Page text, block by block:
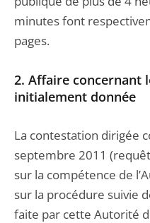
minutes font
pages.
2. Affaire concernant
initialement donnée
La contestation dirigée
septembre 2011
sur la compétence de
sur la procédure suivie
faite par cette Autorité